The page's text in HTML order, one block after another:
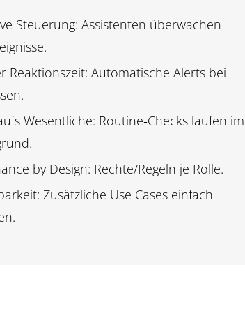
Steuerung: Assistenten überwachen
Reaktionszeit: Automatische Alerts bei
Wesentliche: Routine‑Checks laufen im
by Design: Rechte/Regeln je Rolle.
Zusätzliche Use Cases einfach